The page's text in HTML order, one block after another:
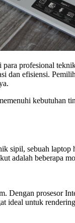
profesional
dan efisiensi.
sipil, sebuah
adalah beberapa
Dengan
untuk